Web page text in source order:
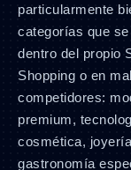
particularmente
categorías que
dentro del propio
Shopping o en
competidores:
premium,
cosmética,
gastronomía